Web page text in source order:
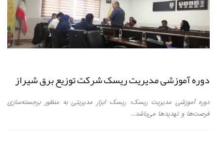
دوره آموزشی مدیریت ریسک شرکت توزیع برق شیراز
دوره آموزشی مدیریت ریسک: ریسک ابزار مدیریتی به منظور برجسته‌سازی
فرصت‌ها و تهدیدها می‌باشد...